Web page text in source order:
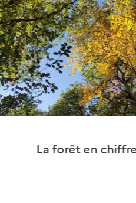
La forêt en